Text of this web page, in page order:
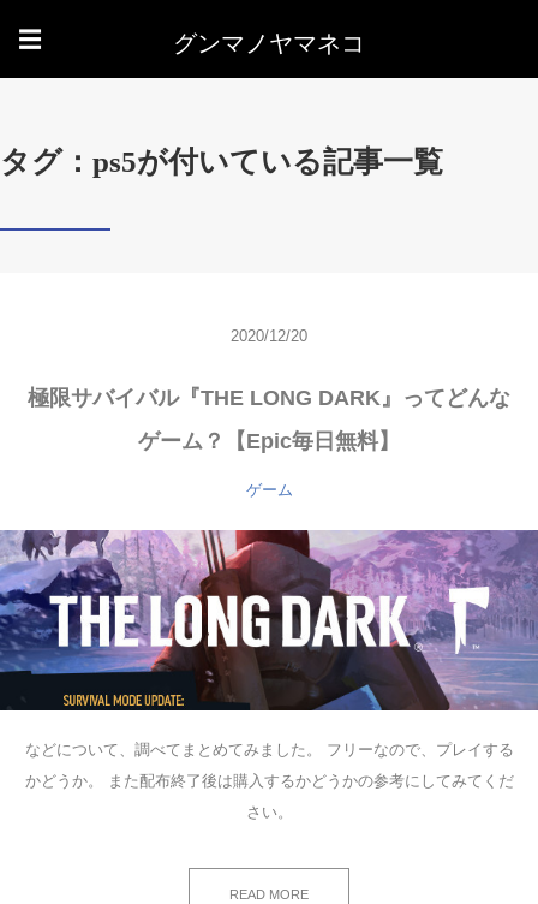
☰ グンマノヤマネコ
タグ：ps5が付いている記事一覧
2020/12/20
極限サバイバル『THE LONG DARK』ってどんな
ゲーム？【Epic毎日無料】
ゲーム
などについて、調べてまとめてみました。 フリーなので、プレイする
かどうか。 また配布終了後は購入するかどうかの参考にしてみてくだ
さい。
READ MORE